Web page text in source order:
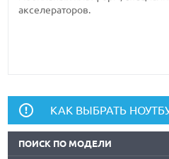
акселераторов.
КАК ВЫБРАТЬ
ПОИСК ПО МОДЕЛИ